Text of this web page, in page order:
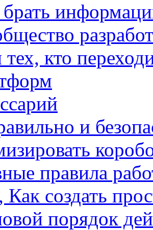
брать
кто
и
правила
Как создать
порядок